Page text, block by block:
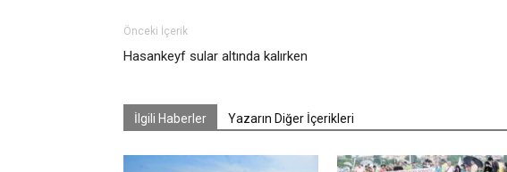
Önceki İçerik
Hasankeyf sular altında kalırken
İlgili Haberler Yazarın Diğer İçerikleri